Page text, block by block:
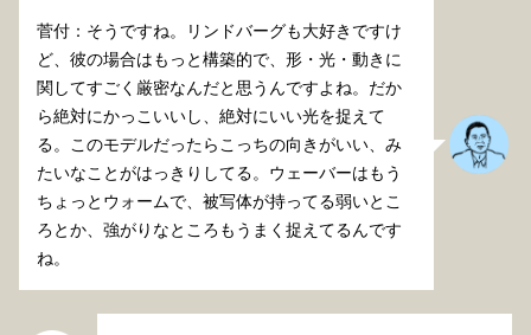
菅付：そうですね。リンドバーグも大好きですけ
ど、彼の場合はもっと構築的で、形・光・動きに
関してすごく厳密なんだと思うんですよね。だか
ら絶対にかっこいいし、絶対にいい光を捉えて
る。このモデルだったらこっちの向きがいい、み
たいなことがはっきりしてる。ウェーバーはもう
ちょっとウォームで、被写体が持ってる弱いとこ
ろとか、強がりなところもうまく捉えてるんです
ね。